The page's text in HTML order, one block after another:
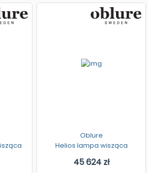
Oblure
Helios lampa wisząca
45 624 zł